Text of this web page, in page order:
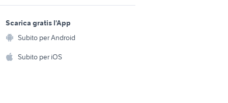
privati
vendita appartamenti attico
d'arcano
centralina rav 4
e
Scarica gratis l'App
Subito per Android
Subito per iOS